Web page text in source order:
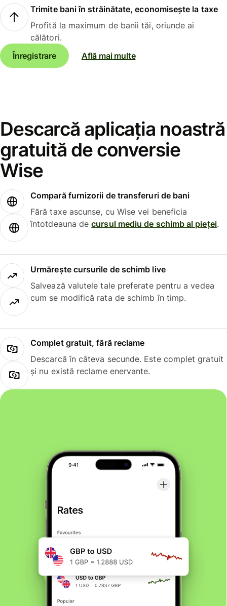
Trimite bani în străinătate, economisește la taxe
Profită la maximum de banii tăi, oriunde ai
călători.
Înregistrare
Află mai multe
Descarcă aplicația noastră
gratuită de conversie
Wise
Compară furnizorii de transferuri de bani
Fără taxe ascunse, cu Wise vei beneficia
întotdeauna decursul mediu de schimb al pieței.
Urmărește cursurile de schimb live
Salvează valutele tale preferate pentru a vedea
cum se modifică rata de schimb în timp.
Complet gratuit, fără reclame
Descarcă în câteva secunde. Este complet gratuit
și nu există reclame enervante.